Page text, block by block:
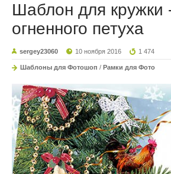
Шаблон для кружки
огненного петуха
sergey23060 10 ноября 2016 1 474
Шаблоны для Фотошоп / Рамки для Фото